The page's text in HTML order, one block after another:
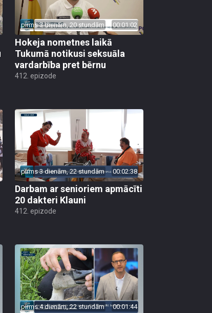
pirms 3 dienām, 20 stundām 00:01:02
Hokeja nometnes laikā
Tukumā notikusi seksuāla
vardarbība pret bērnu
412. epizode
pirms 3 dienām, 22 stundām 00:02:38
Darbam ar senioriem apmācīti
20 dakteri Klauni
412. epizode
pirms 4 dienām, 22 stundām 00:01:44